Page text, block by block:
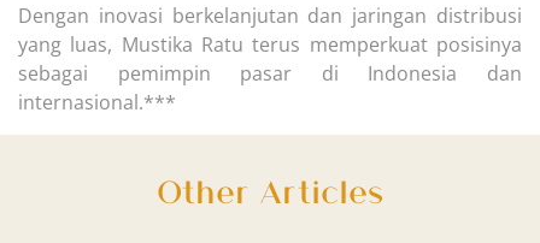
Dengan inovasi berkelanjutan dan jaringan distribusi
yang luas, Mustika Ratu terus memperkuat posisinya
sebagai pemimpin pasar di Indonesia dan
internasional.***
Other Articles